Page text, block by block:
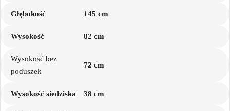
Głębokość 145 cm
Wysokość 82 cm
Wysokość bez
poduszek
72 cm
Wysokość siedziska 38 cm